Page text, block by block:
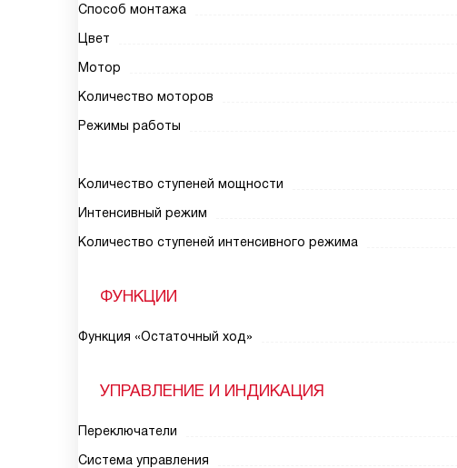
Способ монтажа
Цвет
Мотор
Количество моторов
Режимы работы
Количество ступеней мощности
Интенсивный режим
Количество ступеней интенсивного режима
ФУНКЦИИ
Функция «Остаточный ход»
УПРАВЛЕНИЕ И ИНДИКАЦИЯ
Переключатели
Система управления